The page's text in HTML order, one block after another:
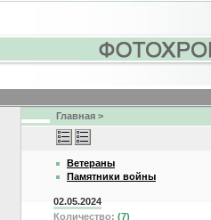
Главная >
Ветераны
Памятники войны
02.05.2024
Количество: (7)